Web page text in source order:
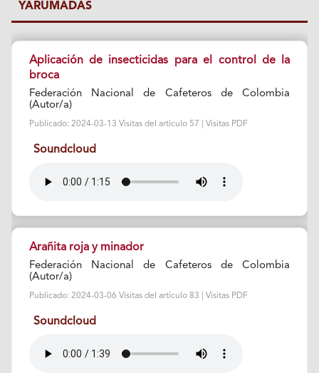
YARUMADAS
Aplicación de insecticidas para el control de la
broca
Federación Nacional de Cafeteros de Colombia
(Autor/a)
Publicado: 2024-03-13 Visitas del artículo 57 | Visitas PDF
Soundcloud
Arañita roja y minador
Federación Nacional de Cafeteros de Colombia
(Autor/a)
Publicado: 2024-03-06 Visitas del artículo 83 | Visitas PDF
Soundcloud